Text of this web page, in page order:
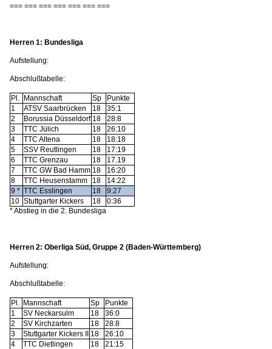
=== === === === === === ===
Herren 1: Bundesliga
Aufstellung:
Abschlußtabelle:
Pl. Mannschaft Sp
Punkte
1
ATSV Saarbrücken 18
35:1
2
Borussia Düsseldorf 18
28:8
3
TTC Jülich 18
26:10
4
TTC Altena 18
18:18
5
SSV Reutlingen 18
17:19
6
TTC Grenzau 18
17.19
7
TTC GW Bad Hamm 18
16:20
8
TTC Heusenstamm 18
14:22
9 * TTC Esslingen 18
9:27
10 Stuttgarter Kickers 18
0:36
* Abstieg in die 2. Bundesliga
Herren 2: Oberliga Süd, Gruppe 2 (Baden-Württemberg)
Aufstellung:
Abschlußtabelle:
Pl. Mannschaft Sp
Punkte
1
SV Neckarsulm 18
36:0
2
SV Kirchzarten 18
28:8
3
Stuttgarter Kickers II 18
26:10
4
TTC Dietlingen 18 21:15